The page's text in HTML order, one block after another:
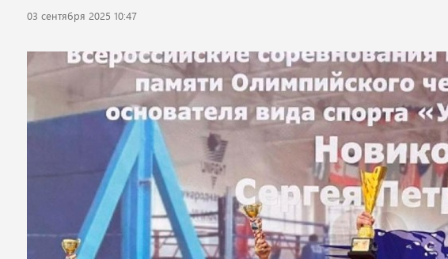
03 сентября 2025 10:47